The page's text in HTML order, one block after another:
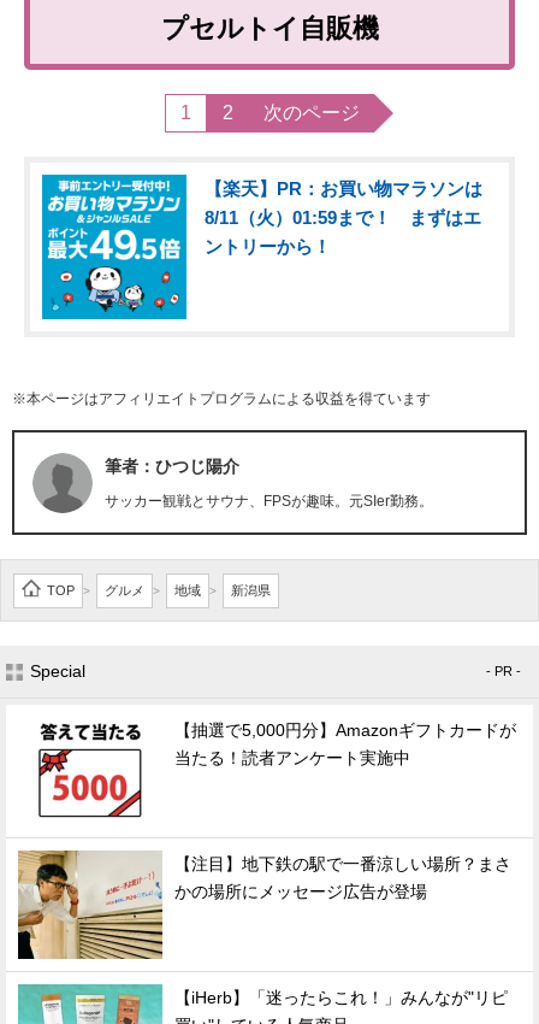
プセルトイ自販機
1 2 次のページ
【楽天】PR：お買い物マラソンは
8/11（火）01:59まで！ まずはエ
ントリーから！
※本ページはアフィリエイトプログラムによる収益を得ています
筆者：ひつじ陽介
サッカー観戦とサウナ、FPSが趣味。元SIer勤務。
TOP > グルメ > 地域 > 新潟県
Special - PR -
【抽選で5,000円分】Amazonギフトカードが
当たる！読者アンケート実施中
【注目】地下鉄の駅で一番涼しい場所？まさ
かの場所にメッセージ広告が登場
【iHerb】「迷ったらこれ！」みんなが"リピ